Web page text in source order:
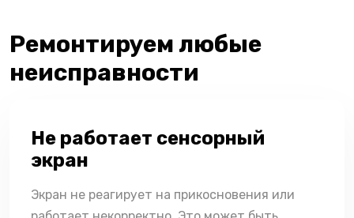
Ремонтируем любые
неисправности
Не работает сенсорный
экран
Экран не реагирует на прикосновения или